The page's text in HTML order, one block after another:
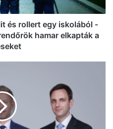
és rollert egy iskolából -
hamar elkapták a